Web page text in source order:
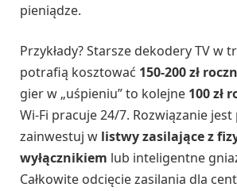
pieniądze.
Przykłady? Starsze dekodery TV w
potrafią kosztować 150-200 zł
gier w „uśpieniu” to kolejne 100 zł
Wi-Fi pracuje 24/7. Rozwiązanie
zainwestuj w listwy zasilające z
wyłącznikiem lub inteligentne
Całkowite odcięcie zasilania dla